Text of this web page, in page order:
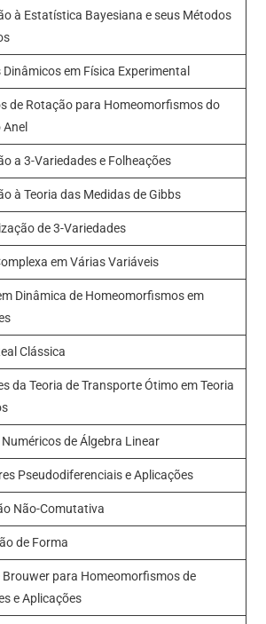
à Estatística Bayesiana e seus Métodos
em Física Experimental
de Rotação para Homeomorfismos do
a 3-Variedades e Folheações
à Teoria das Medidas de Gibbs
de 3-Variedades
em Várias Variáveis
Dinâmica de Homeomorfismos em
Clássica
da Teoria de Transporte Ótimo em Teoria
de Álgebra Linear
Pseudodiferenciais e Aplicações
Não-Comutativa
de Forma
Brouwer para Homeomorfismos de
e Aplicações